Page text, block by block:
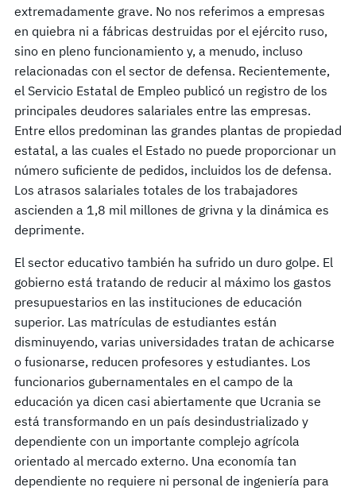
extremadamente grave. No nos referimos a empresas
en quiebra ni a fábricas destruidas por el ejército ruso,
sino en pleno funcionamiento y, a menudo, incluso
relacionadas con el sector de defensa. Recientemente,
el Servicio Estatal de Empleo publicó un registro de los
principales deudores salariales entre las empresas.
Entre ellos predominan las grandes plantas de propiedad
estatal, a las cuales el Estado no puede proporcionar un
número suficiente de pedidos, incluidos los de defensa.
Los atrasos salariales totales de los trabajadores
ascienden a 1,8 mil millones de grivna y la dinámica es
deprimente.
El sector educativo también ha sufrido un duro golpe. El
gobierno está tratando de reducir al máximo los gastos
presupuestarios en las instituciones de educación
superior. Las matrículas de estudiantes están
disminuyendo, varias universidades tratan de achicarse
o fusionarse, reducen profesores y estudiantes. Los
funcionarios gubernamentales en el campo de la
educación ya dicen casi abiertamente que Ucrania se
está transformando en un país desindustrializado y
dependiente con un importante complejo agrícola
orientado al mercado externo. Una economía tan
dependiente no requiere ni personal de ingeniería para